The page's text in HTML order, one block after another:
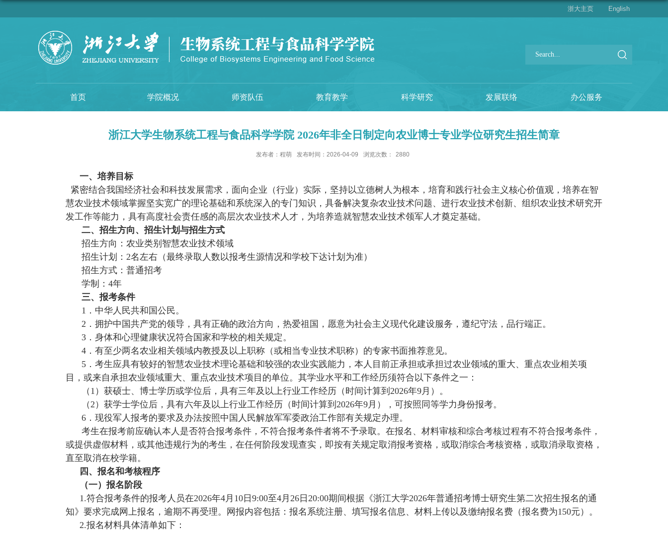
浙大主页 English
首页 学院概况 师资队伍 教育教学 科学研究 发展联络 办公服务
浙江大学生物系统工程与食品科学学院 2026年非全日制定向农业博士专业学位研究生招生简章
发布者：程萌 发布时间：2026-04-09 浏览次数： 2880
一、培养目标
紧密结合我国经济社会和科技发展需求，面向企业（行业）实际，坚持以立德树人为根本，培育和践行社会主义核心价值观，培养在智
慧农业技术领域掌握坚实宽广的理论基础和系统深入的专门知识，具备解决复杂农业技术问题、进行农业技术创新、组织农业技术研究开
发工作等能力，具有高度社会责任感的高层次农业技术人才，为培养造就智慧农业技术领军人才奠定基础。
二、招生方向、招生计划与招生方式
招生方向：农业类别智慧农业技术领域
招生计划： 2名左右（最终录取人数以报考生源情况和学校下达计划为准）
招生方式：普通招考
学制： 4年
三、报考条件
1．中华人民共和国公民。
2．拥护中国共产党的领导，具有正确的政治方向，热爱祖国，愿意为社会主义现代化建设服务，遵纪守法，品行端正。
3．身体和心理健康状况符合国家和学校的相关规定。
4．有至少两名农业相关领域内教授及以上职称（或相当专业技术职称）的专家书面推荐意见。
5．考生应具有较好的智慧农业技术理论基础和较强的农业实践能力，本人目前正承担或承担过农业领域的重大、重点农业相关项
目，或来自承担农业领域重大、重点农业技术项目的单位。其学业水平和工作经历须符合以下条件之一：
（ 1）获硕士、博士学历或学位后，具有三年及以上行业工作经历（时间计算到2026年9月）。
（2）获学士学位后，具有六年及以上行业工作经历（时间计算到 2026年9月），可按照同等学力身份报考。
6．现役军人报考的要求及办法按照中国人民解放军军委政治工作部有关规定办理。
考生在报考前应确认本人是否符合报考条件，不符合报考条件者将不予录取。 在报名、材料审核和综合考核过程有不符合报考条件，
或提供虚假材料，或其他违规行为的考生，在任何阶段发现查实，即按有关规定取消报考资格，或取消综合考核资格，或取消录取资格，
直至取消在校学籍。
四、报名和考核程序
（一）报名阶段
1.符合报考条件的报考人员在2026年4月10日9:00至4月26日20:00期间根据《浙江大学2026年普通招考博士研究生第二次招生报名的通
知》要求完成网上报名，逾期不再受理。网报内容包括：报名系统注册、填写报名信息、材料上传以及缴纳报名费（报名费为150元）。
2.报名材料具体清单如下：